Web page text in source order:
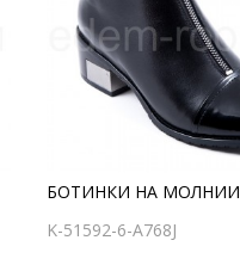
БОТИНКИ НА МОЛНИИ
K-51592-6-A768J